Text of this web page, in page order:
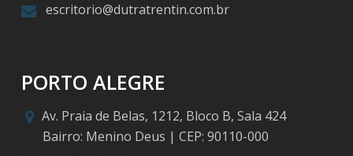
escritorio@dutratrentin.com.br
PORTO ALEGRE
Av. Praia de Belas, 1212, Bloco B, Sala 424
Bairro: Menino Deus | CEP: 90110-000